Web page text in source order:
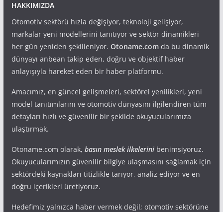
HAKKIMIZDA
Otomotiv sektörü hızla değişiyor, teknoloji gelişiyor,
markalar yeni modellerini tanıtıyor ve sektör dinamikleri
her gün yeniden şekilleniyor. Otoname.comda bu dinamik
dünyayı anbean takip eden, doğru ve objektif haber
anlayışıyla hareket eden bir haber platformu.
Amacımız, en güncel gelişmeleri, sektörel yenilikleri, yeni
model tanıtımlarını ve otomotiv dünyasını ilgilendiren tüm
detayları hızlı ve güvenilir bir şekilde okuyucularımıza
ulaştırmak.
Otoname.com olarak, basın meslek ilkelerinibenimsiyoruz.
Okuyucularımızın güvenilir bilgiye ulaşmasını sağlamak için
sektördeki kaynakları titizlikle tarıyor, analiz ediyor ve en
doğru içerikleri üretiyoruz.
Hedefimiz yalnızca haber vermek değil; otomotiv sektörüne